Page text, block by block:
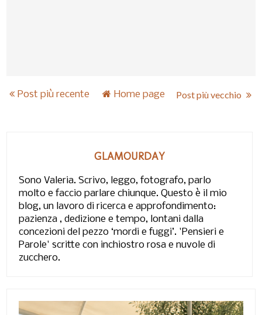
Post più recente Post più vecchio
Home page
GLAMOURDAY
Sono Valeria. Scrivo, leggo, fotografo, parlo
molto e faccio parlare chiunque. Questo è il mio
blog, un lavoro di ricerca e approfondimento:
pazienza , dedizione e tempo, lontani dalla
concezioni del pezzo ‘mordi e fuggi’. 'Pensieri e
Parole' scritte con inchiostro rosa e nuvole di
zucchero.